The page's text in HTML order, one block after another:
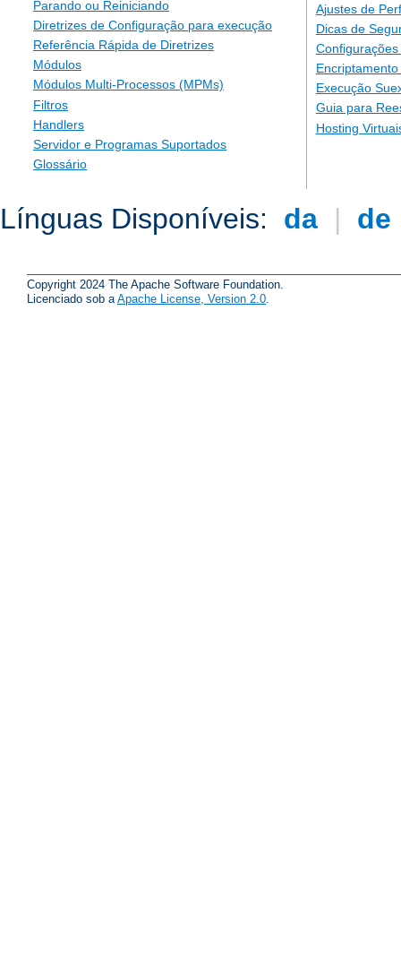
Parando ou Reiniciando
Diretrizes de Configuração para execução
Referência Rápida de Diretrizes
Módulos
Módulos Multi-Processos (MPMs)
Filtros
Handlers
Servidor e Programas Suportados
Glossário
Ajustes de
Dicas de
Execução
Guia para
Hosting
Línguas Disponíveis: da | de
Copyright 2024 The Apache Software Foundation.
Licenciado sob a Apache License, Version 2.0